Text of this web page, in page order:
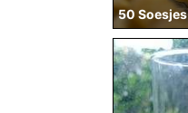
50 Soesjes